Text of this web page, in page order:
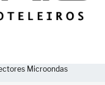
Microondas